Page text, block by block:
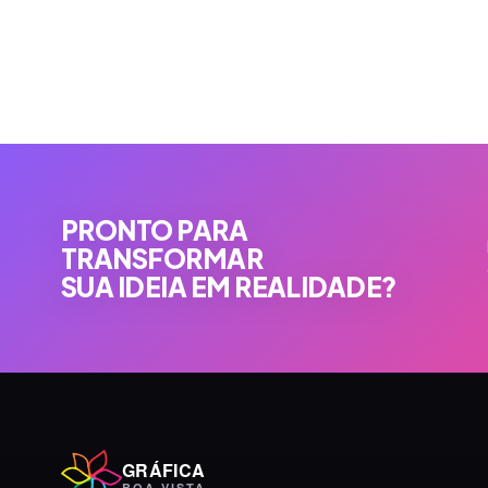
PRONTO PARA
TRANSFORMAR
SUA IDEIA EM REALIDADE?
GRÁFICA